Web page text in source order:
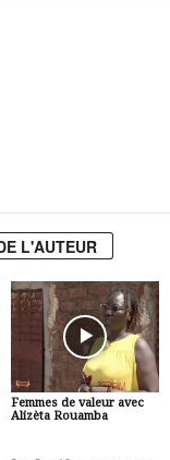
L'AUTEUR
Femmes de valeur avec
Alizèta Rouamba